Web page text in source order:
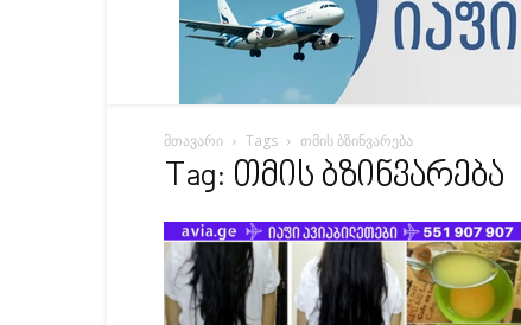
მთავარი Tags თმის ბზინვარება
Tag: თმის ბზინვარება